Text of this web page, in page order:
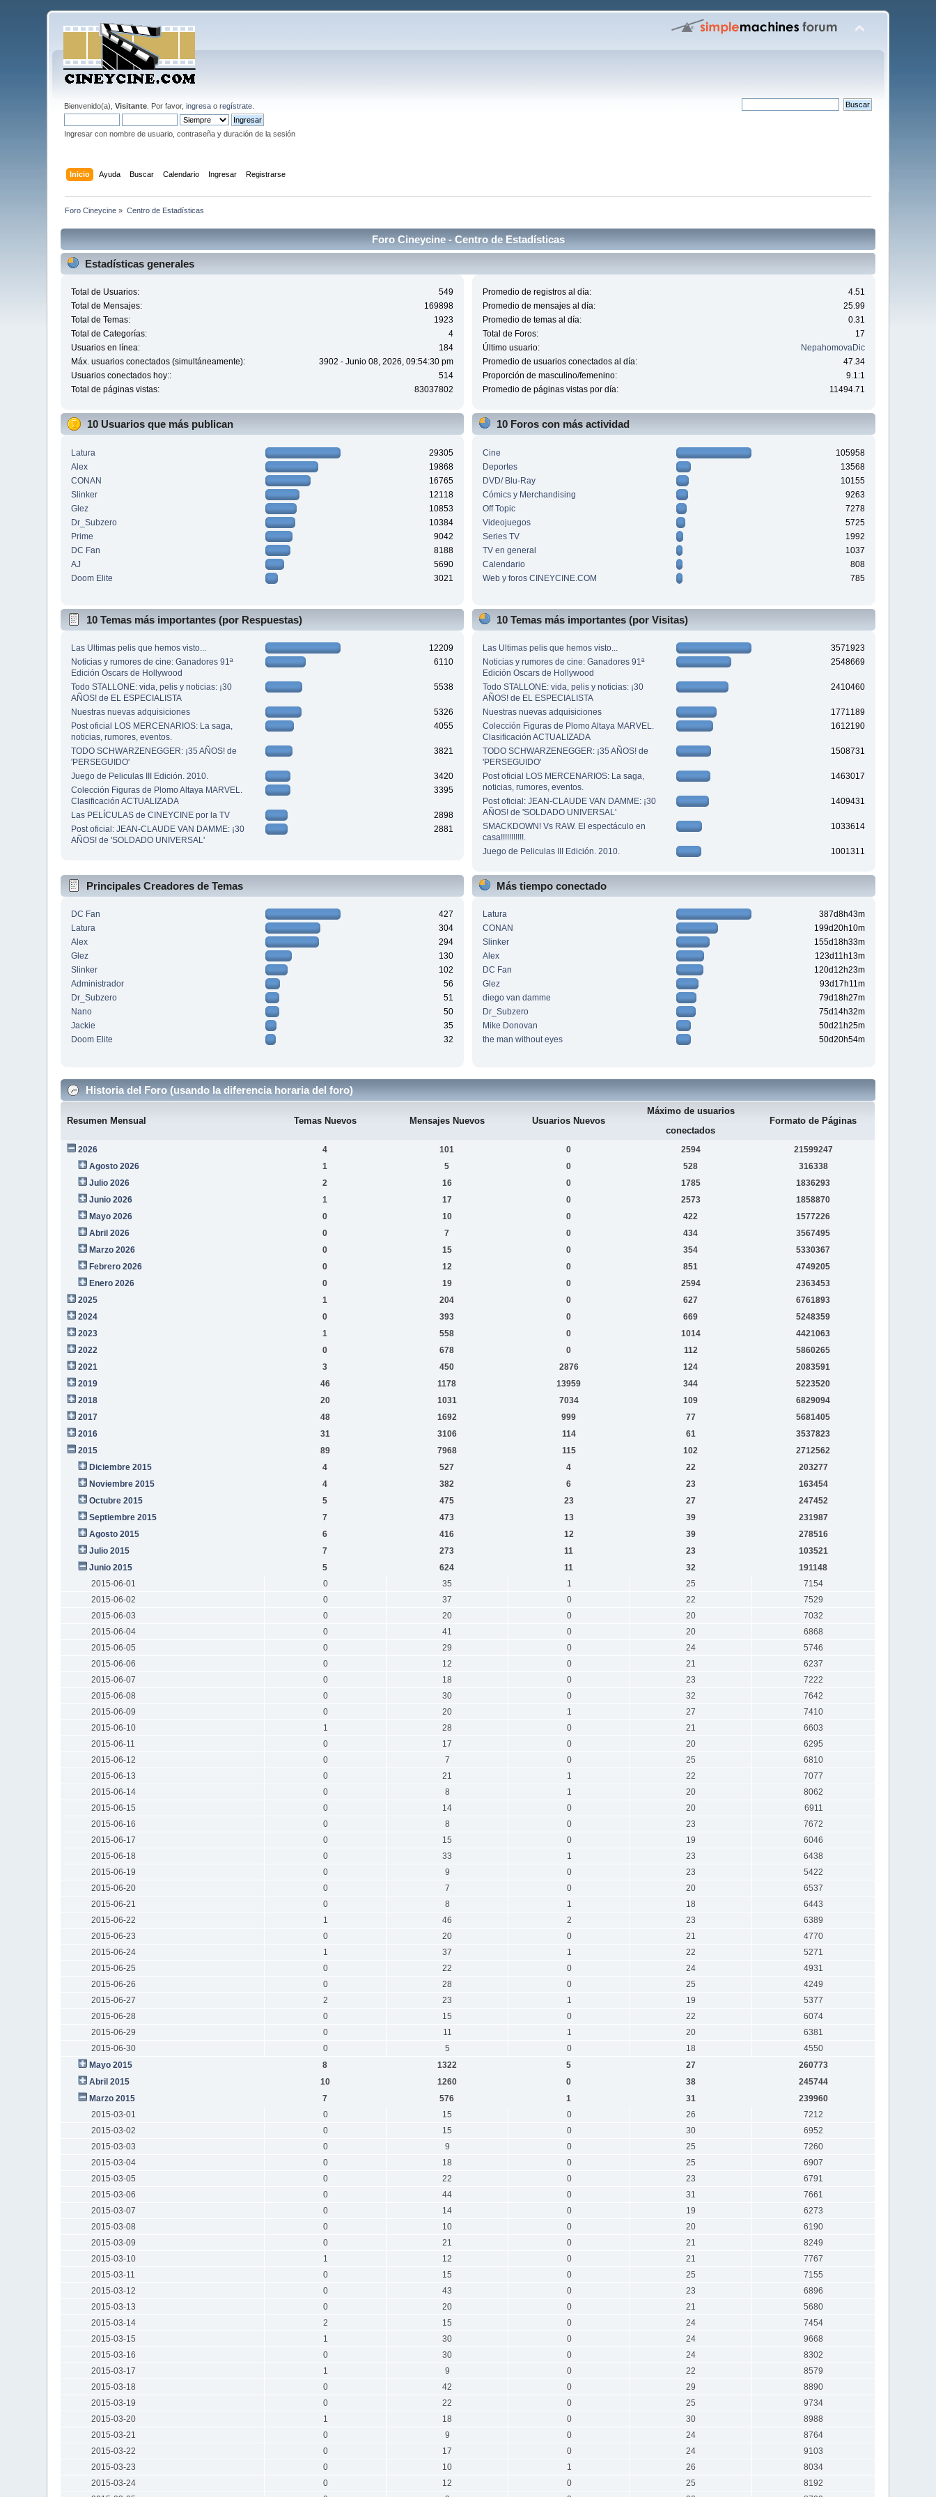
Bienvenido(a),Visitante . Por favor,ingresa oregístrate
Ingresar con nombre de usuario, contraseña y duración de la sesión
Inicio Ayuda Buscar Calendario Ingresar Registrarse
Foro Cineycine » Centro de Estadísticas
Foro Cineycine - Centro de Estadísticas
Estadísticas generales
Total de Usuarios:
549
Total de Mensajes:
169898
Total de Temas:
1923
Total de Categorías:
4
Usuarios en línea:
184
Máx. usuarios conectados (simultáneamente):
3902 - Junio 08, 2026, 09:54:30 pm
Usuarios conectados hoy::
514
Total de páginas vistas:
83037802
Promedio de registros al día:
4.51
Promedio de mensajes al día:
25.99
Promedio de temas al día:
0.31
Total de Foros:
17
Último usuario:
NepahomovaDic
Promedio de usuarios conectados al día:
47.34
Proporción de masculino/femenino:
9.1:1
Promedio de páginas vistas por día:
11494.71
10 Usuarios que más publican
Latura
29305
Alex
19868
CONAN
16765
Slinker
12118
Glez
10853
Dr_Subzero
10384
Prime
9042
DC Fan
8188
AJ
5690
Doom Elite
3021
10 Foros con más actividad
Cine
105958
Deportes
13568
DVD/ Blu-Ray
10155
Cómics y Merchandising
9263
Off Topic
7278
Videojuegos
5725
Series TV
1992
TV en general
1037
Calendario
808
Web y foros CINEYCINE.COM
785
10 Temas más importantes (por Respuestas)
Las Ultimas pelis que hemos visto...
12209
Noticias y rumores de cine: Ganadores 91ª
Edición Oscars de Hollywood
6110
Todo STALLONE: vida, pelis y noticias: ¡30
AÑOS! de EL ESPECIALISTA
5538
Nuestras nuevas adquisiciones
5326
Post oficial LOS MERCENARIOS: La saga,
noticias, rumores, eventos.
4055
TODO SCHWARZENEGGER: ¡35 AÑOS! de
'PERSEGUIDO'
3821
Juego de Peliculas III Edición. 2010.
3420
Colección Figuras de Plomo Altaya MARVEL.
Clasificación ACTUALIZADA
3395
Las PELÍCULAS de CINEYCINE por la TV
2898
Post oficial: JEAN-CLAUDE VAN DAMME: ¡30
AÑOS! de 'SOLDADO UNIVERSAL'
2881
10 Temas más importantes (por Visitas)
Las Ultimas pelis que hemos visto...
3571923
Noticias y rumores de cine: Ganadores 91ª
Edición Oscars de Hollywood
2548669
Todo STALLONE: vida, pelis y noticias: ¡30
AÑOS! de EL ESPECIALISTA
2410460
Nuestras nuevas adquisiciones
1771189
Colección Figuras de Plomo Altaya MARVEL.
Clasificación ACTUALIZADA
1612190
TODO SCHWARZENEGGER: ¡35 AÑOS! de
'PERSEGUIDO'
1508731
Post oficial LOS MERCENARIOS: La saga,
noticias, rumores, eventos.
1463017
Post oficial: JEAN-CLAUDE VAN DAMME: ¡30
AÑOS! de 'SOLDADO UNIVERSAL'
1409431
SMACKDOWN! Vs RAW. El espectáculo en
casa!!!!!!!!!!!.
1033614
Juego de Peliculas III Edición. 2010. 1001311
Principales Creadores de Temas
DC Fan
427
Latura
304
Alex
294
Glez
130
Slinker
102
Administrador
56
Dr_Subzero
51
Nano
50
Jackie
35
Doom Elite
32
Más tiempo conectado
Latura
387d8h43m
CONAN
199d20h10m
Slinker
155d18h33m
Alex
123d11h13m
DC Fan
120d12h23m
Glez
93d17h11m
diego van damme
79d18h27m
Dr_Subzero
75d14h32m
Mike Donovan
50d21h25m
the man without eyes
50d20h54m
Historia del Foro (usando la diferencia horaria del foro)
Resumen Mensual Temas Nuevos Mensajes Nuevos Usuarios Nuevos
Máximo de usuarios
conectados
Formato de Páginas
2026 4 101 0 2594
21599247
Agosto 2026
1 5 0 528
316338
Julio 2026
2 16 0 1785
1836293
Junio 2026
1 17 0 2573
1858870
Mayo 2026
0 10 0 422
1577226
Abril 2026
0 7 0 434
3567495
Marzo 2026
0 15 0 354
5330367
Febrero 2026
0 12 0 851
4749205
Enero 2026
0 19 0 2594
2363453
2025
1 204 0 627
6761893
2024
0 393 0 669
5248359
2023
1 558 0 1014
4421063
2022
0 678 0 112
5860265
2021
3 450 2876 124
2083591
2019
46 1178 13959 344
5223520
2018
20 1031 7034 109
6829094
2017
48 1692 999 77
5681405
2016
31 3106 114 61
3537823
2015
89 7968 115 102
2712562
Diciembre 2015
4 527 4 22
203277
Noviembre 2015
4 382 6 23
163454
Octubre 2015
5 475 23 27
247452
Septiembre 2015
7 473 13 39
231987
Agosto 2015
6 416 12 39
278516
Julio 2015
7 273 11 23
103521
Junio 2015
5 624 11 32
191148
2015-06-01
0 35 1 25
7154
2015-06-02
0 37 0 22
7529
2015-06-03
0 20 0 20
7032
2015-06-04
0 41 0 20
6868
2015-06-05
0 29 0 24
5746
2015-06-06
0 12 0 21
6237
2015-06-07
0 18 0 23
7222
2015-06-08
0 30 0 32
7642
2015-06-09
0 20 1 27
7410
2015-06-10
1 28 0 21
6603
2015-06-11
0 17 0 20
6295
2015-06-12
0 7 0 25
6810
2015-06-13
0 21 1 22
7077
2015-06-14
0 8 1 20
8062
2015-06-15
0 14 0 20
6911
2015-06-16
0 8 0 23
7672
2015-06-17
0 15 0 19
6046
2015-06-18
0 33 1 23
6438
2015-06-19
0 9 0 23
5422
2015-06-20
0 7 0 20
6537
2015-06-21
0 8 1 18
6443
2015-06-22
1 46 2 23
6389
2015-06-23
0 20 0 21
4770
2015-06-24
1 37 1 22
5271
2015-06-25
0 22 0 24
4931
2015-06-26
0 28 0 25
4249
2015-06-27
2 23 1 19
5377
2015-06-28
0 15 0 22
6074
2015-06-29
0 11 1 20
6381
2015-06-30
0 5 0 18
4550
Mayo 2015
8 1322 5 27
260773
Abril 2015
10 1260 0 38
245744
Marzo 2015
7 576 1 31
239960
2015-03-01
0 15 0 26
7212
2015-03-02
0 15 0 30
6952
2015-03-03
0 9 0 25
7260
2015-03-04
0 18 0 25
6907
2015-03-05
0 22 0 23
6791
2015-03-06
0 44 0 31
7661
2015-03-07
0 14 0 19
6273
2015-03-08
0 10 0 20
6190
2015-03-09
0 21 0 21
8249
2015-03-10
1 12 0 21
7767
2015-03-11
0 15 0 25
7155
2015-03-12
0 43 0 23
6896
2015-03-13
0 20 0 21
5680
2015-03-14
2 15 0 24
7454
2015-03-15
1 30 0 24
9668
2015-03-16
0 30 0 24
8302
2015-03-17
1 9 0 22
8579
2015-03-18
0 42 0 29
8890
2015-03-19
0 22 0 25
9734
2015-03-20
1 18 0 30
8988
2015-03-21
0 9 0 24
8764
2015-03-22
0 17 0 24
9103
2015-03-23
0 10 1 26
8034
2015-03-24
0 12 0 25
8192